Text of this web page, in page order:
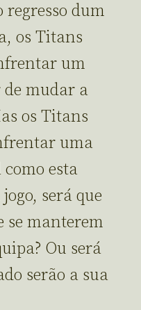
regresso dum
os Titans
um
mudar a
os Titans
uma
esta
será que
se manterem
Ou será
serão a sua